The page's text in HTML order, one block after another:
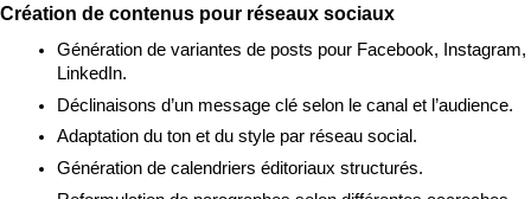
Création de contenus pour réseaux sociaux
Génération de variantes de posts pour Facebook, Instagram,
LinkedIn.
Déclinaisons d’un message clé selon le canal et l’audience.
Adaptation du ton et du style par réseau social.
Génération de calendriers éditoriaux structurés.